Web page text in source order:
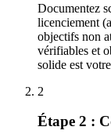
Documentez
licenciement
objectifs non
vérifiables et
solide est
2
Étape 2 :